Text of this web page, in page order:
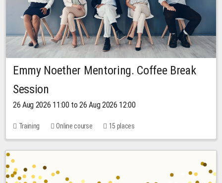
Emmy Noether Mentoring. Coffee Break
Session
26 Aug 2026 11:00 to 26 Aug 2026 12:00
Training Online course 15 places